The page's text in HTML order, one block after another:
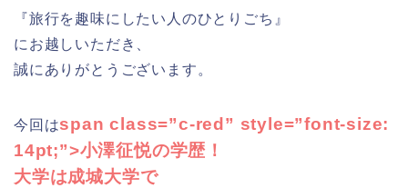
『旅行を趣味にしたい人のひとりごち』
にお越しいただき、
誠にありがとうございます。
今回はspan class=”c-red” style=”font-size:
14pt;”>小澤征悦の学歴！
大学は成城大学で